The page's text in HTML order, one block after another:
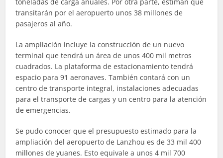
transitarán por el aeropuerto unos 38 millones de
pasajeros al año.
La ampliación incluye la construcción de un nuevo
terminal que tendrá un área de unos 400 mil metros
cuadrados. La plataforma de estacionamiento tendrá
espacio para 91 aeronaves. También contará con un
centro de transporte integral, instalaciones adecuadas
para el transporte de cargas y un centro para la atención
de emergencias.
Se pudo conocer que el presupuesto estimado para la
ampliación del aeropuerto de Lanzhou es de 33 mil 400
millones de yuanes. Esto equivale a unos 4 mil 700